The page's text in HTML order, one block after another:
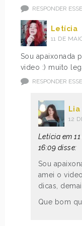
RESPONDER
Letícia
11 DE
Sou apaixonada
video :) muito
RESPONDER
Lia
12
Letícia em
16:09 disse:
Sou
amei o
dicas,
Que bom